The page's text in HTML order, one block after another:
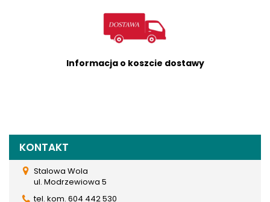
Informacja o koszcie dostawy
KONTAKT
Stalowa Wola
ul. Modrzewiowa 5
tel. kom. 604 442 530